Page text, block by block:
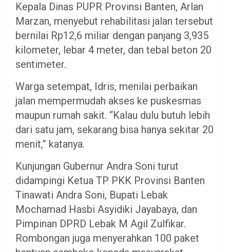
Kepala Dinas PUPR Provinsi Banten, Arlan
Marzan, menyebut rehabilitasi jalan tersebut
bernilai Rp12,6 miliar dengan panjang 3,935
kilometer, lebar 4 meter, dan tebal beton 20
sentimeter.
Warga setempat, Idris, menilai perbaikan
jalan mempermudah akses ke puskesmas
maupun rumah sakit. “Kalau dulu butuh lebih
dari satu jam, sekarang bisa hanya sekitar 20
menit,” katanya.
Kunjungan Gubernur Andra Soni turut
didampingi Ketua TP PKK Provinsi Banten
Tinawati Andra Soni, Bupati Lebak
Mochamad Hasbi Asyidiki Jayabaya, dan
Pimpinan DPRD Lebak M Agil Zulfikar.
Rombongan juga menyerahkan 100 paket